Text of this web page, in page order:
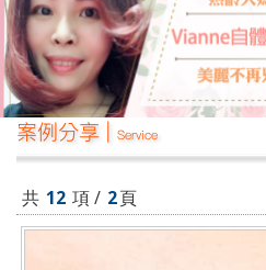
案例分享 | Service
共 12 項 / 2頁